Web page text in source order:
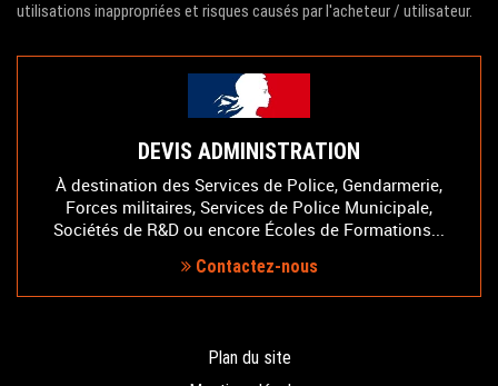
utilisations inappropriées et risques causés par l'acheteur / utilisateur.
DEVIS ADMINISTRATION
À destination des Services de Police, Gendarmerie,
Forces militaires, Services de Police Municipale,
Sociétés de R&D ou encore Écoles de Formations...
Contactez-nous
Plan du site